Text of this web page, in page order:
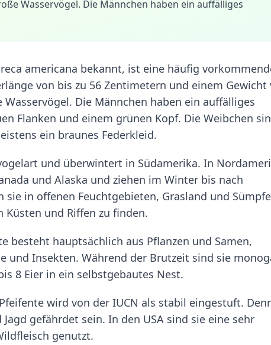
Wasservögel. Die Männchen haben ein auffälliges
americana bekannt, ist eine häufig
von bis zu 56 Zentimetern und einem Gewicht
Die Männchen haben ein auffälliges
Flanken und einem grünen Kopf. Die Weibchen
ein braunes Federkleid.
und überwintert in Südamerika. In
und Alaska und ziehen im Winter bis nach
in offenen Feuchtgebieten, Grasland und
und Riffen zu finden.
besteht hauptsächlich aus Pflanzen und Samen,
und Insekten. Während der Brutzeit sind sie
8 Eier in ein selbstgebautes Nest.
wird von der IUCN als stabil eingestuft.
gefährdet sein. In den USA sind sie eine sehr
genutzt.